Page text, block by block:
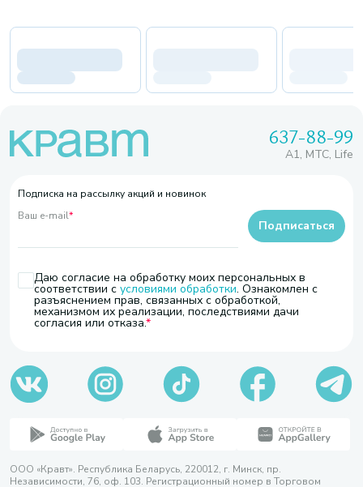
637-88-99
A1, МТС, Life
Подписка на рассылку акций и новинок
Ваш e-mail*
Даю согласие на обработку моих персональных в
соответствии с условиями обработки. Ознакомлен с
разъяснением прав, связанных с обработкой,
механизмом их реализации, последствиями дачи
согласия или отказа.
Подписаться
ООО «Кравт». Республика Беларусь, 220012, г. Минск, пр.
Независимости, 76, оф. 103. Регистрационный номер в Торговом